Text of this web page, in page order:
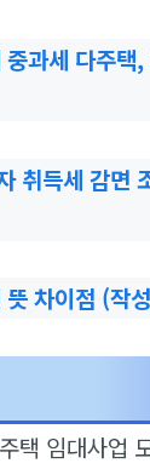
중과세 다주
취득세 감면
차이점 (작
택 임대사업